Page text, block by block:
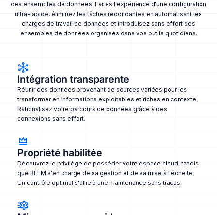
des ensembles de données. Faites l'expérience d'une configuration
ultra-rapide, éliminez les tâches redondantes en automatisant les
charges de travail de données et introduisez sans effort des
ensembles de données organisés dans vos outils quotidiens.
Intégration transparente
Réunir des données provenant de sources variées pour les
transformer en informations exploitables et riches en contexte.
Rationalisez votre parcours de données grâce à des
connexions sans effort.
Propriété habilitée
Découvrez le privilège de posséder votre espace cloud, tandis
que BEEM s'en charge de sa gestion et de sa mise à l'échelle.
Un contrôle optimal s'allie à une maintenance sans tracas.